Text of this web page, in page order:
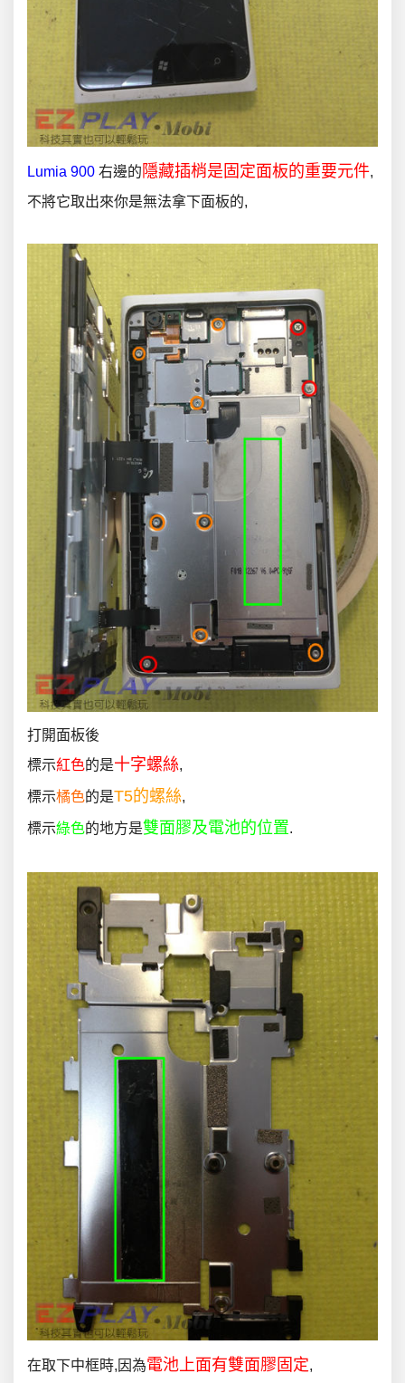
Lumia 900 右邊的隱藏插梢是固定面板的重要元件,
不將它取出來你是無法拿下面板的,
打開面板後
標示紅色的是十字螺絲,
標示橘色的是T5的螺絲,
標示綠色的地方是雙面膠及電池的位置.
在取下中框時,因為電池上面有雙面膠固定,